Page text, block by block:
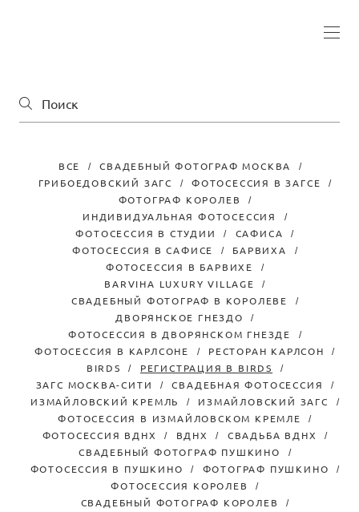
ВСЕ
СВАДЕБНЫЙ ФОТОГРАФ МОСКВА
ГРИБОЕДОВСКИЙ ЗАГС
ФОТОСЕССИЯ В ЗАГСЕ
ФОТОГРАФ КОРОЛЕВ
ИНДИВИДУАЛЬНАЯ ФОТОСЕССИЯ
ФОТОСЕССИЯ В СТУДИИ
САФИСА
ФОТОСЕССИЯ В САФИСЕ
БАРВИХА
ФОТОСЕССИЯ В БАРВИХЕ
BARVIHA LUXURY VILLAGE
СВАДЕБНЫЙ ФОТОГРАФ В КОРОЛЕВЕ
ДВОРЯНСКОЕ ГНЕЗДО
ФОТОСЕССИЯ В ДВОРЯНСКОМ ГНЕЗДЕ
ФОТОСЕССИЯ В КАРЛСОНЕ
РЕСТОРАН КАРЛСОН
BIRDS
РЕГИСТРАЦИЯ В BIRDS
ЗАГС МОСКВА-СИТИ
СВАДЕБНАЯ ФОТОСЕССИЯ
ИЗМАЙЛОВСКИЙ КРЕМЛЬ
ИЗМАЙЛОВСКИЙ ЗАГС
ФОТОСЕССИЯ В ИЗМАЙЛОВСКОМ КРЕМЛЕ
ФОТОСЕССИЯ ВДНХ
ВДНХ
СВАДЬБА ВДНХ
СВАДЕБНЫЙ ФОТОГРАФ ПУШКИНО
ФОТОСЕССИЯ В ПУШКИНО
ФОТОГРАФ ПУШКИНО
ФОТОСЕССИЯ КОРОЛЕВ
СВАДЕБНЫЙ ФОТОГРАФ КОРОЛЕВ